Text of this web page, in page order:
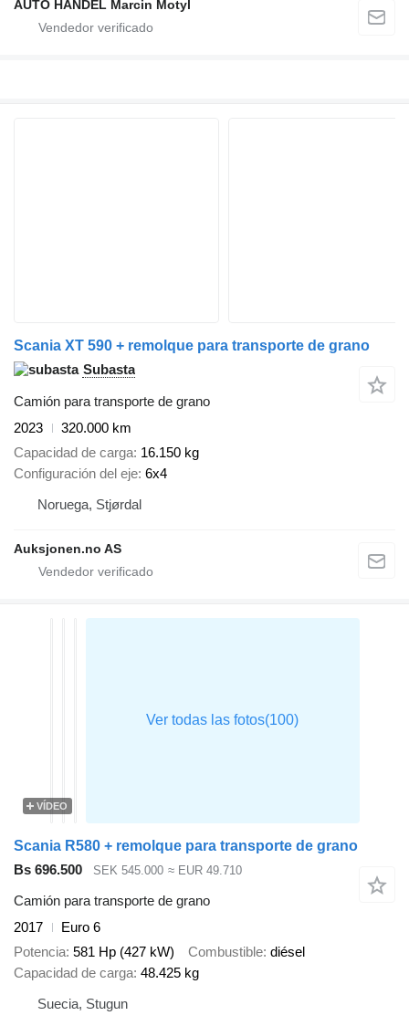
AUTO HANDEL Marcin Motyl
Scania XT 590 + remolque para transporte de grano
Subasta
Camión para transporte de grano
2023
320.000 km
Capacidad de carga 16.150 kg
Configuración del eje 6x4
Noruega, Stjørdal
Auksjonen.no AS
VÍDEO
Scania R580 + remolque para transporte de grano
Bs 696.500
SEK 545.000 ≈ EUR 49.710
Camión para transporte de grano
2017
Euro 6
Potencia 581 Hp (427 kW) Combustible diésel
Capacidad de carga 48.425 kg
Suecia, Stugun